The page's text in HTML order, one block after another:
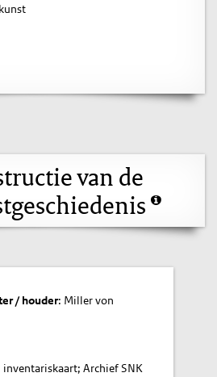
van de
/ houder: Miller von
inventariskaart; Archief SNK